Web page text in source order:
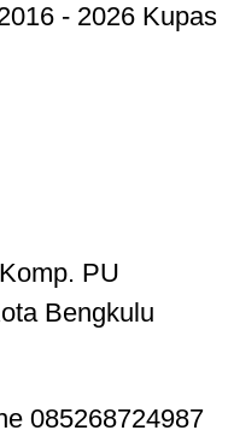
- 2026 Kupas
PU
Bengkulu
085268724987